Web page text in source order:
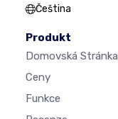
Čeština
Produkt
Domovská Stránka
Ceny
Funkce